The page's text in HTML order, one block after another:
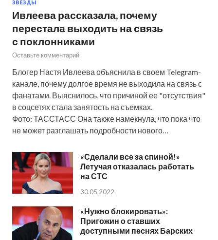
ЗВЕЗДЫ
Ивлеева рассказала, почему
перестала выходить на связь
с поклонниками
Оставьте комментарий
Блогер Настя Ивлеева объяснила в своем Telegram-
канале, почему долгое время не выходила на связь с
фанатами. Выяснилось, что причиной ее "отсутствия"
в соцсетях стала занятость на съемках.
Фото: ТАССТАСС Она также намекнула, что пока что
не может разглашать подробности нового…
«Сделали все за спиной!»
Летучая отказалась работать
на СТС
30.05.2022
«Нужно блокировать»:
Пригожин о ставших
доступными песнях Барских